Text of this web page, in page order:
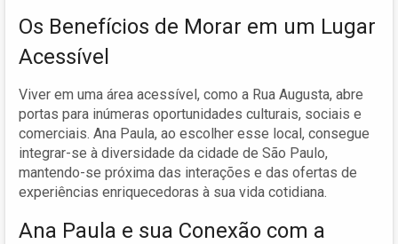
Os Benefícios de Morar em um Lugar
Acessível
Viver em uma área acessível, como a Rua Augusta, abre
portas para inúmeras oportunidades culturais, sociais e
comerciais. Ana Paula, ao escolher esse local, consegue
integrar-se à diversidade da cidade de São Paulo,
mantendo-se próxima das interações e das ofertas de
experiências enriquecedoras à sua vida cotidiana.
Ana Paula e sua Conexão com a